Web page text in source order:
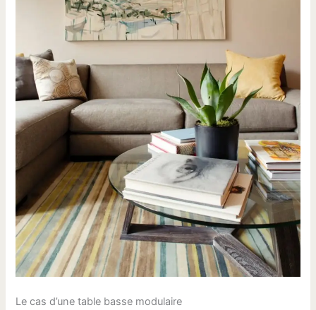
Le cas d’une table basse modulaire